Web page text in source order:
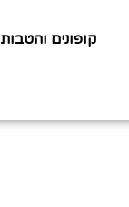
קופונים והטבות